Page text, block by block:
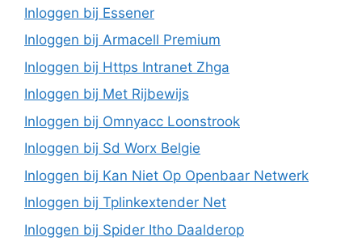
Inloggen bij Essener
Inloggen bij Armacell Premium
Inloggen bij Https Intranet Zhga
Inloggen bij Met Rijbewijs
Inloggen bij Omnyacc Loonstrook
Inloggen bij Sd Worx Belgie
Inloggen bij Kan Niet Op Openbaar Netwerk
Inloggen bij Tplinkextender Net
Inloggen bij Spider Itho Daalderop